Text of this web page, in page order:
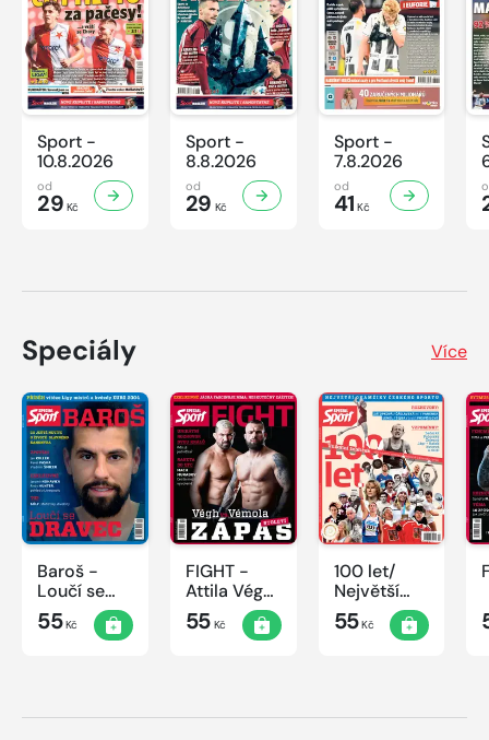
Sport -
10.8.2026
od
29 Kč
Sport -
8.8.2026
od
29 Kč
Sport -
7.8.2026
od
41 Kč
Speciály Více
Baroš -
Loučí se
dravec
55Kč
FIGHT -
Attila Végh
vs. Karlos
Vémola
55Kč
100 let/
Největší
okamžiky
českého
55Kč